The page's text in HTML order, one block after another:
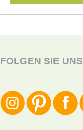
FOLGEN SIE UNS